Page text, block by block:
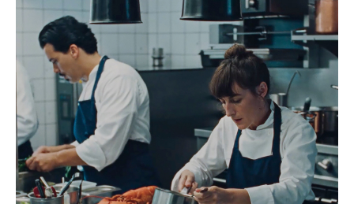
변
경